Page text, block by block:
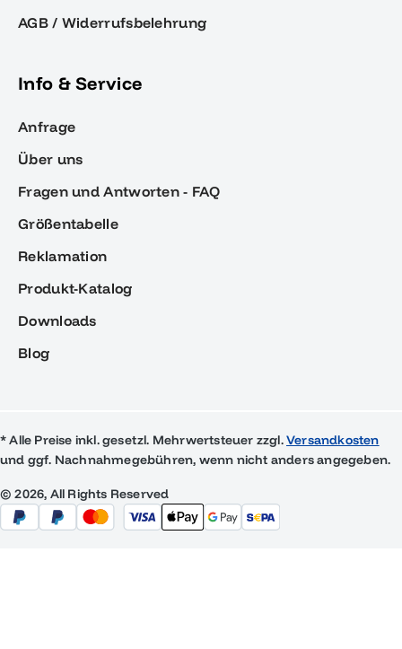
AGB / Widerrufsbelehrung
Info & Service
Anfrage
Über uns
Fragen und Antworten - FAQ
Größentabelle
Reklamation
Produkt-Katalog
Downloads
Blog
* Alle Preise inkl. gesetzl. Mehrwertsteuer zzgl.Versandkosten
und ggf. Nachnahmegebühren, wenn nicht anders angegeben.
© 2026, All Rights Reserved